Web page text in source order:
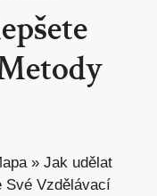
» Jak udělat
Své Vzdělávací